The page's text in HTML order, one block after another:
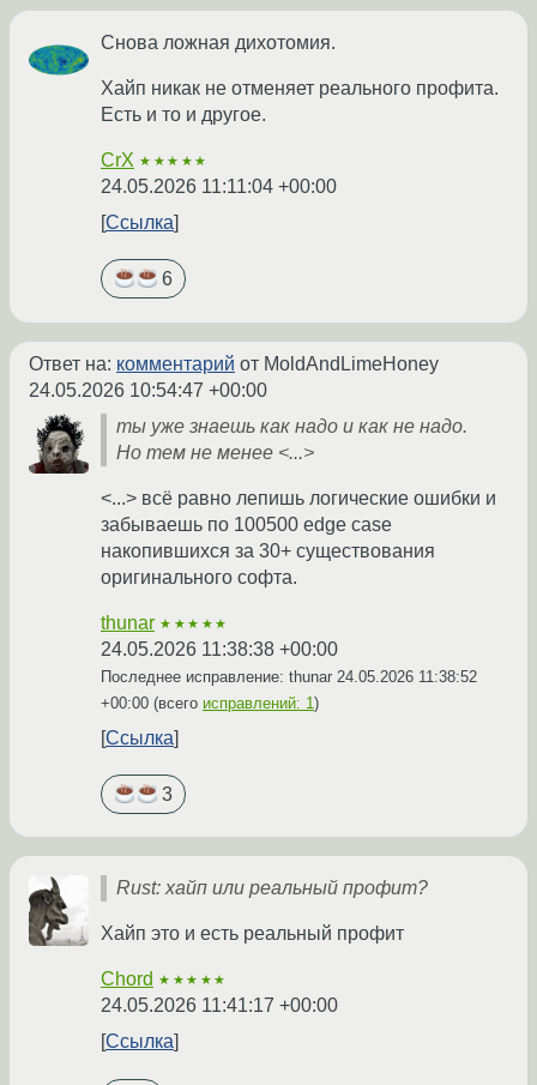
Снова ложная дихотомия.
Хайп никак не отменяет реального профита.
Есть и то и другое.
CrX ★★★★★
24.05.2026 11:11:04 +00:00
Ссылка
6
Ответ на: комментарий от MoldAndLimeHoney
24.05.2026 10:54:47 +00:00
ты уже знаешь как надо и как не надо.
Но тем не менее <...>
<...> всё равно лепишь логические ошибки и
забываешь по 100500 edge case
накопившихся за 30+ существования
оригинального софта.
thunar ★★★★★
24.05.2026 11:38:38 +00:00
Последнее исправление: thunar 24.05.2026 11:38:52
+00:00 (всего исправлений: 1)
Ссылка
3
Rust: хайп или реальный профит?
Хайп это и есть реальный профит
Chord ★★★★★
24.05.2026 11:41:17 +00:00
Ссылка